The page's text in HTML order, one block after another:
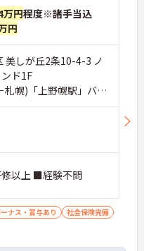
万円程度※諸手当込
円
美しが丘2条10-4-3 ノ
ド1F
札幌)「上野幌駅」バ
以上 ■経験不問
ナス・賞与あり
社会保険完備